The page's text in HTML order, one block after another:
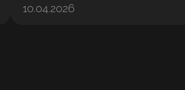
разом із дітьми
10.04.2026